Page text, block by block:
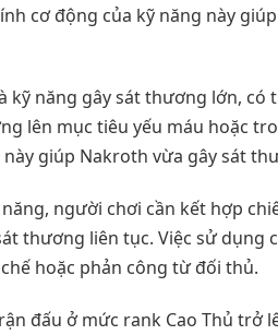
cơ động của kỹ năng này
kỹ năng gây sát thương lớn,
lên mục tiêu yếu máu hoặc
giúp Nakroth vừa gây sát
người chơi cần kết hợp
thương liên tục. Việc sử
hoặc phản công từ đối thủ.
đấu ở mức rank Cao Thủ trở